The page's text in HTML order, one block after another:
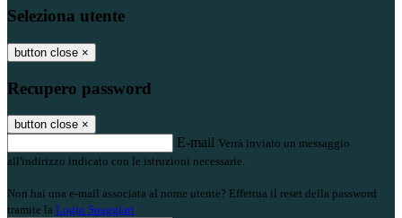
Seleziona utente
button close ×
Recupero password
button close ×
E-mail Verrà inviato un messaggio
all'indirizzo indicato con le istruzioni necessarie.
Non hai una e-mail associata al nome utente? Effettua il reset della password
tramite la Login Spaggiari